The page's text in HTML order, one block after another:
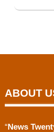
ABOUT
“News